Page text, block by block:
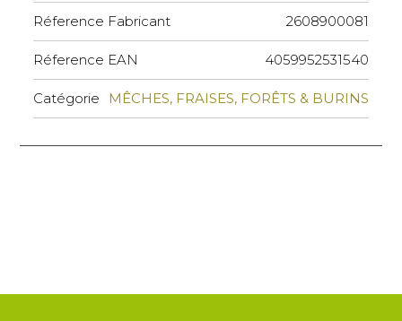
Réference Fabricant 2608900081
Réference EAN 4059952531540
Catégorie MÊCHES, FRAISES, FORÊTS & BURINS